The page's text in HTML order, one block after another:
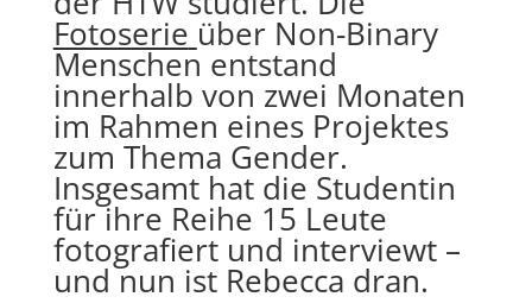
Fotoserie über Non-Binary
Menschen entstand
innerhalb von zwei Monaten
im Rahmen eines Projektes
zum Thema Gender.
Insgesamt hat die Studentin
für ihre Reihe 15 Leute
fotografiert und interviewt –
und nun ist Rebecca dran.